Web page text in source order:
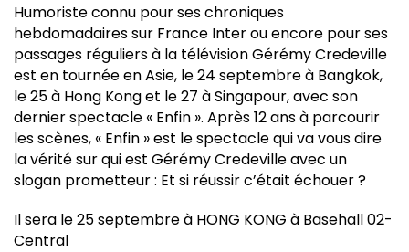
Humoriste connu pour ses chroniques
hebdomadaires sur France Inter ou encore pour ses
passages réguliers à la télévision Gérémy Credeville
est en tournée en Asie, le 24 septembre à Bangkok,
le 25 à Hong Kong et le 27 à Singapour, avec son
dernier spectacle « Enfin ». Après 12 ans à parcourir
les scènes, « Enfin » est le spectacle qui va vous dire
la vérité sur qui est Gérémy Credeville avec un
slogan prometteur : Et si réussir c’était échouer ?
Il sera le 25 septembre à HONG KONG à Basehall 02-
Central